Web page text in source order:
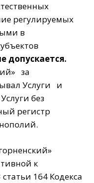
регулируемых
в
допускается.
за
Услуги и
без
регистр
к
164 Кодекса